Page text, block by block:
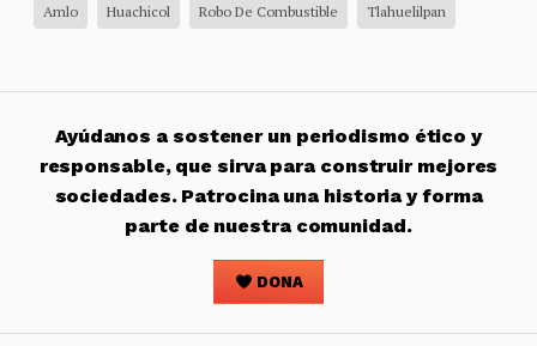
Amlo Huachicol Robo De Combustible Tlahuelilpan
Ayúdanos a sostener un periodismo ético y
responsable, que sirva para construir mejores
sociedades. Patrocina una historia y forma
parte de nuestra comunidad.
DONA